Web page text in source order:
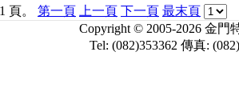
頁。 第一頁 上一頁 下一頁 最末頁
Copyright © 2005-2026 金
Tel: (082)353362 傳真: